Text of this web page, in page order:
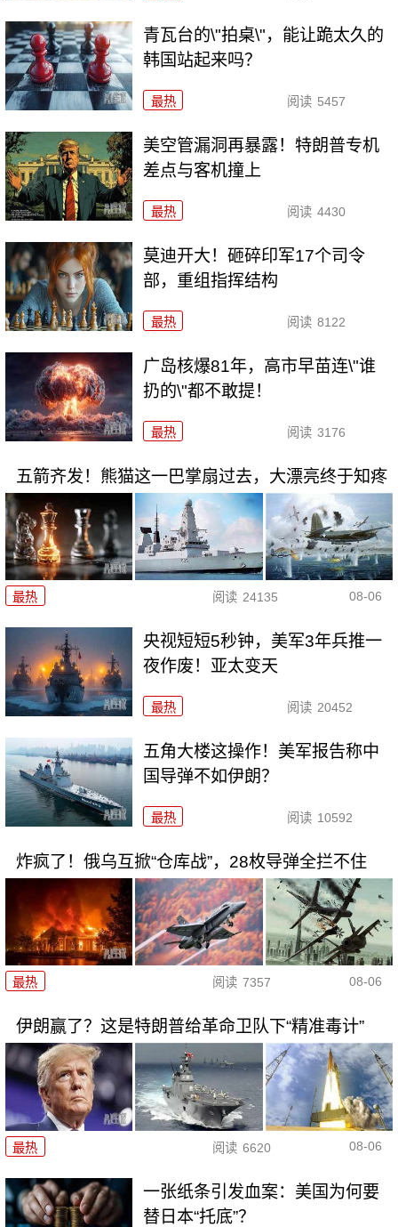
青瓦台的\"拍桌\"，能让跪太久的
韩国站起来吗？
最热 阅读 5457
美空管漏洞再暴露！特朗普专机
差点与客机撞上
最热 阅读 4430
莫迪开大！砸碎印军17个司令
部，重组指挥结构
最热 阅读 8122
广岛核爆81年，高市早苗连\"谁
扔的\"都不敢提！
最热 阅读 3176
五箭齐发！熊猫这一巴掌扇过去，大漂亮终于知疼
最热 阅读 24135 08-06
央视短短5秒钟，美军3年兵推一
夜作废！亚太变天
最热 阅读 20452
五角大楼这操作！美军报告称中
国导弹不如伊朗？
最热 阅读 10592
炸疯了！俄乌互掀“仓库战”，28枚导弹全拦不住
最热 阅读 7357 08-06
伊朗赢了？这是特朗普给革命卫队下“精准毒计”
最热 阅读 6620 08-06
一张纸条引发血案：美国为何要
替日本“托底”？